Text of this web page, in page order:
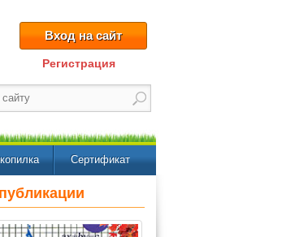
Вход на сайт
Регистрация
Сертификат